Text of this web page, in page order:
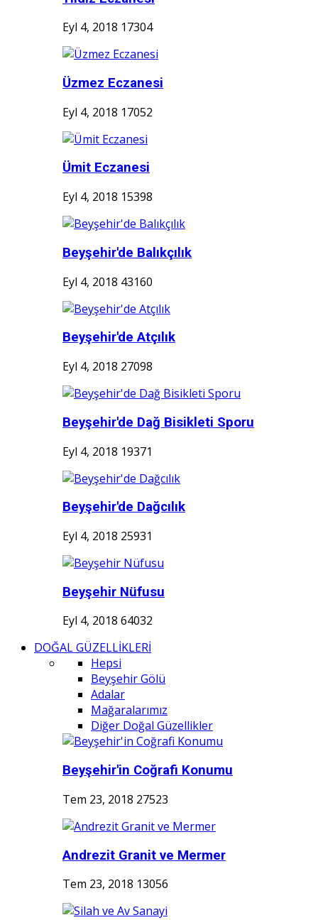
Eyl 4, 2018 17304
Üzmez Eczanesi
Eyl 4, 2018 17052
Ümit Eczanesi
Eyl 4, 2018 15398
Beyşehir'de Balıkçılık
Eyl 4, 2018 43160
Beyşehir'de Atçılık
Eyl 4, 2018 27098
Beyşehir'de Dağ Bisikleti Sporu
Eyl 4, 2018 19371
Beyşehir'de Dağcılık
Eyl 4, 2018 25931
Beyşehir Nüfusu
Eyl 4, 2018 64032
DOĞAL GÜZELLİKLERİ
Hepsi
Beyşehir Gölü
Adalar
Mağaralarımız
Diğer Doğal Güzellikler
Beyşehir'in Coğrafi Konumu
Tem 23, 2018 27523
Andrezit Granit ve Mermer
Tem 23, 2018 13056